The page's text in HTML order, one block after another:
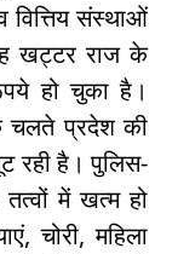
वित्तिय संस्थाओं
खट्टर राज के
हो चुका है।
चलते प्रदेश की
रही है। पुलिस-
में खत्म हो
चोरी, महिला